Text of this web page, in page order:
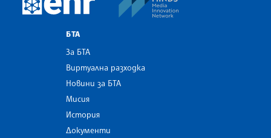
БТА
За БТА
Виртуална разходка
Новини за БТА
Мисия
История
Документи